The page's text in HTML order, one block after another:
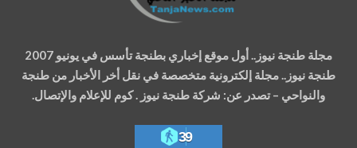
مجلة طنجة نيوز.. أول موقع إخباري بطنجة تأسس في يونيو 2007
طنجة نيوز.. مجلة إلكترونية متخصصة في نقل أخر الأخبار من طنجة
والنواحي – تصدر عن: شركة طنجة نيوز . كوم للإعلام والإتصال.
39